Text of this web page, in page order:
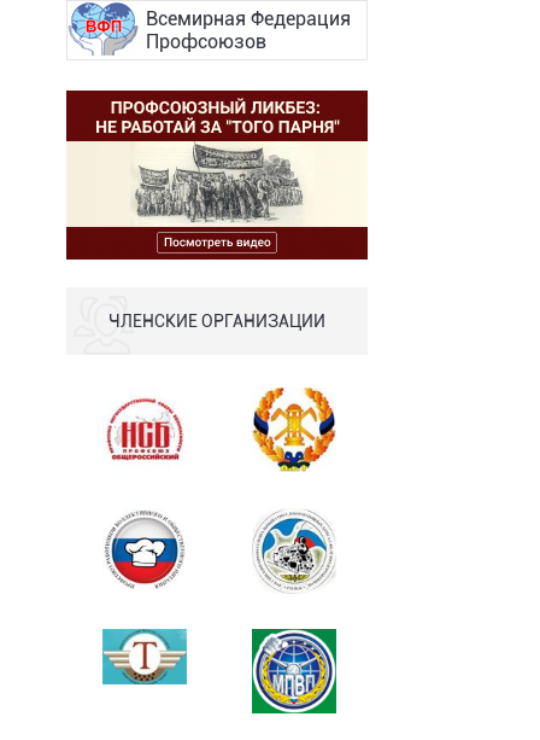
Всемирная Федерация
Профсоюзов
ЧЛЕНСКИЕ ОРГАНИЗАЦИИ